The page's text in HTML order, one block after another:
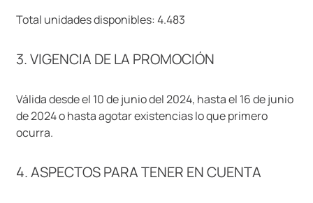
Total unidades disponibles: 4.483
3. VIGENCIA DE LA PROMOCIÓN
Válida desde el 10 de junio del 2024, hasta el 16 de junio
de 2024 o hasta agotar existencias lo que primero
ocurra.
4. ASPECTOS PARA TENER EN CUENTA